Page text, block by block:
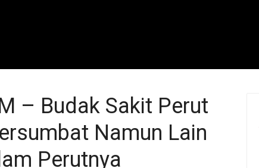
– Budak Sakit Perut
Namun Lain
Perutnya